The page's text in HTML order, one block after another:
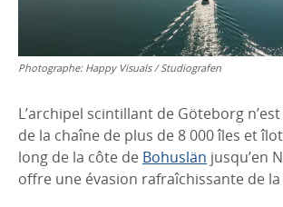
Photographe: Happy Visuals / Studiografen
L’archipel scintillant de Göteborg
de la chaîne de plus de 8 000 îles et
long de la côte de Bohuslän jusqu’en
offre une évasion rafraîchissante de la